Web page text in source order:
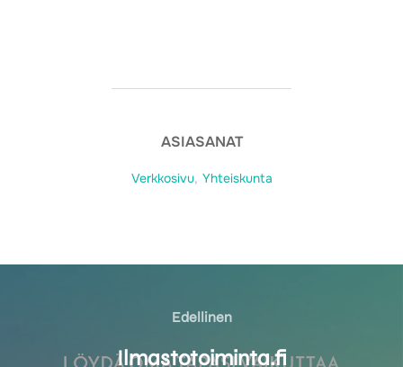
ASIASANAT
Verkkosivu, Yhteiskunta
Edellinen
Edellinen
Ilmasto­toiminta.fi